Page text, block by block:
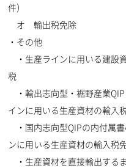
件）
オ 輸出税免除
・その他
・生産ラインに用いる建設
税
・輸出志向型・裾野産業
インに用いる生産資材の輸入
・国内志向型QIPの内付属
ンに用いる生産資材の輸入税
・生産資材を直接輸出する